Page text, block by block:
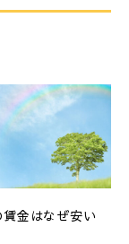
金はなぜ安い